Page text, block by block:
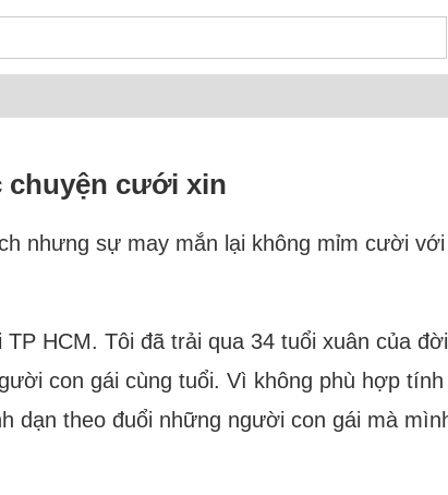
chuyện cưới xin
nhưng sự may mắn lại không mỉm cười
HCM. Tôi đã trải qua 34 tuổi xuân của
con gái cùng tuổi. Vì không phù hợp
dạn theo đuổi những người con gái mà